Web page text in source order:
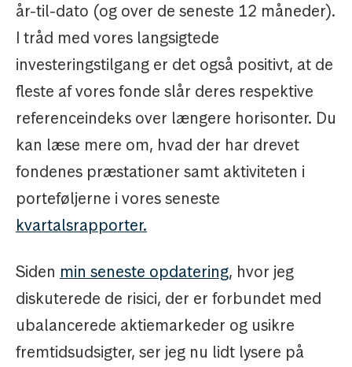
år-til-dato (og over de seneste 12 måneder).
I tråd med vores langsigtede
investeringstilgang er det også positivt, at de
fleste af vores fonde slår deres respektive
referenceindeks over længere horisonter. Du
kan læse mere om, hvad der har drevet
fondenes præstationer samt aktiviteten i
porteføljerne i vores seneste
kvartalsrapporter.
Siden min seneste opdatering, hvor jeg
diskuterede de risici, der er forbundet med
ubalancerede aktiemarkeder og usikre
fremtidsudsigter, ser jeg nu lidt lysere på